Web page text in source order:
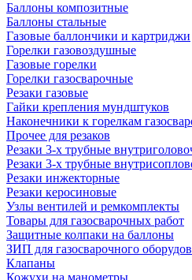
Баллоны композитные
Баллоны стальные
Газовые баллончики и картриджи
Горелки газовоздушные
Газовые горелки
Горелки газосварочные
Резаки газовые
Гайки крепления мундштуков
Наконечники к горелкам
Прочее для резаков
Резаки 3-х трубные
Резаки 3-х трубные
Резаки инжекторные
Резаки керосиновые
Узлы вентилей и ремкомплекты
Товары для газосварочных работ
Защитные колпаки на баллоны
ЗИП для газосварочного
Клапаны
Кожухи на манометры